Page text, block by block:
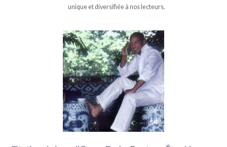
unique et diversifiée à nos lecteurs.